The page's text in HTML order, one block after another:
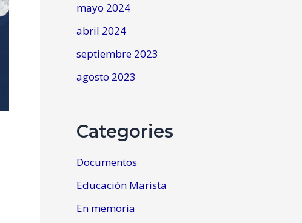
mayo 2024
abril 2024
septiembre 2023
agosto 2023
Categories
Documentos
Educación Marista
En memoria